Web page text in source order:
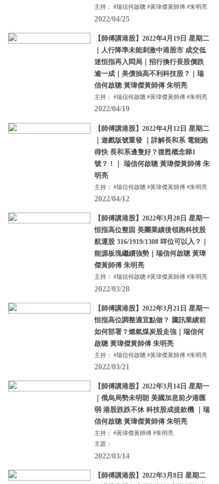
主持： #瑞信何啟聰 #黃瑋傑黃師傅 #朱明亮
2022/04/25
【師傅講港股】2022年4月19日 星期二
｜人行降準未能刺激中港股市 成交低
迷恒指再入悶局｜招行換行長股價跌
逾一成｜美債抽高不利科技股？｜瑞
信何啟聰 黃瑋傑黃師傅 朱明亮
主持： #瑞信何啟聰 #黃瑋傑黃師傅 #朱明亮
2022/04/19
【師傅講港股】2022年4月12日 星期二
｜遊戲版號重發 ｜詳解長和系 電能跑
得快 長和系邊隻好？復甦概念睇1
號？！｜ 瑞信何啟聰 黃瑋傑黃師傅 朱
明亮
主持： #瑞信何啟聰 #黃瑋傑黃師傅 #朱明亮
2022/04/12
【師傅講港股】2022年3月28日 星期一
恒指高位整固 美團業績後領跑科技股
航運股 316/1919/1308 咩位可以入？｜
能源板塊繼續強勢｜瑞信何啟聰 黃瑋
傑黃師傅 朱明亮
主持： #瑞信何啟聰 #黃瑋傑黃師傅 #朱明亮
2022/03/28
【師傅講港股】2022年3月21日 星期一
恒指高位調整適宜點做？ 騰訊業績前
如何部署？燃氣煤炭股走強｜瑞信何
啟聰 黃瑋傑黃師傅 朱明亮
主持： #瑞信何啟聰 #黃瑋傑黃師傅 #朱明亮
2022/03/21
【師傅講港股】2022年3月14日 星期一
｜俄烏局勢未明朗 美國加息前夕港匯
弱 港股跌跌不休 科技股成提款機 ｜瑞
信何啟聰 黃瑋傑黃師傅 朱明亮
主持： #黃瑋傑黃師傅 #朱明亮
主題：
2022/03/14
【師傅講港股】2022年3月8日 星期二